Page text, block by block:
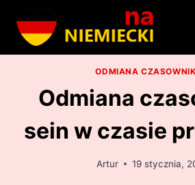
Przejdź
treści
ODMIANA
Odmiana
sein w czasie
Artur 19 stycznia,